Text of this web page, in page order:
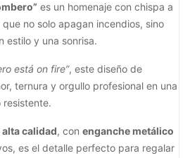
es un homenaje con chispa a
no solo apagan incendios, sino
estilo y una sonrisa.
está on fire”, este diseño de
ternura y orgullo profesional en una
calidad, con enganche metálico
es el detalle perfecto para regalar